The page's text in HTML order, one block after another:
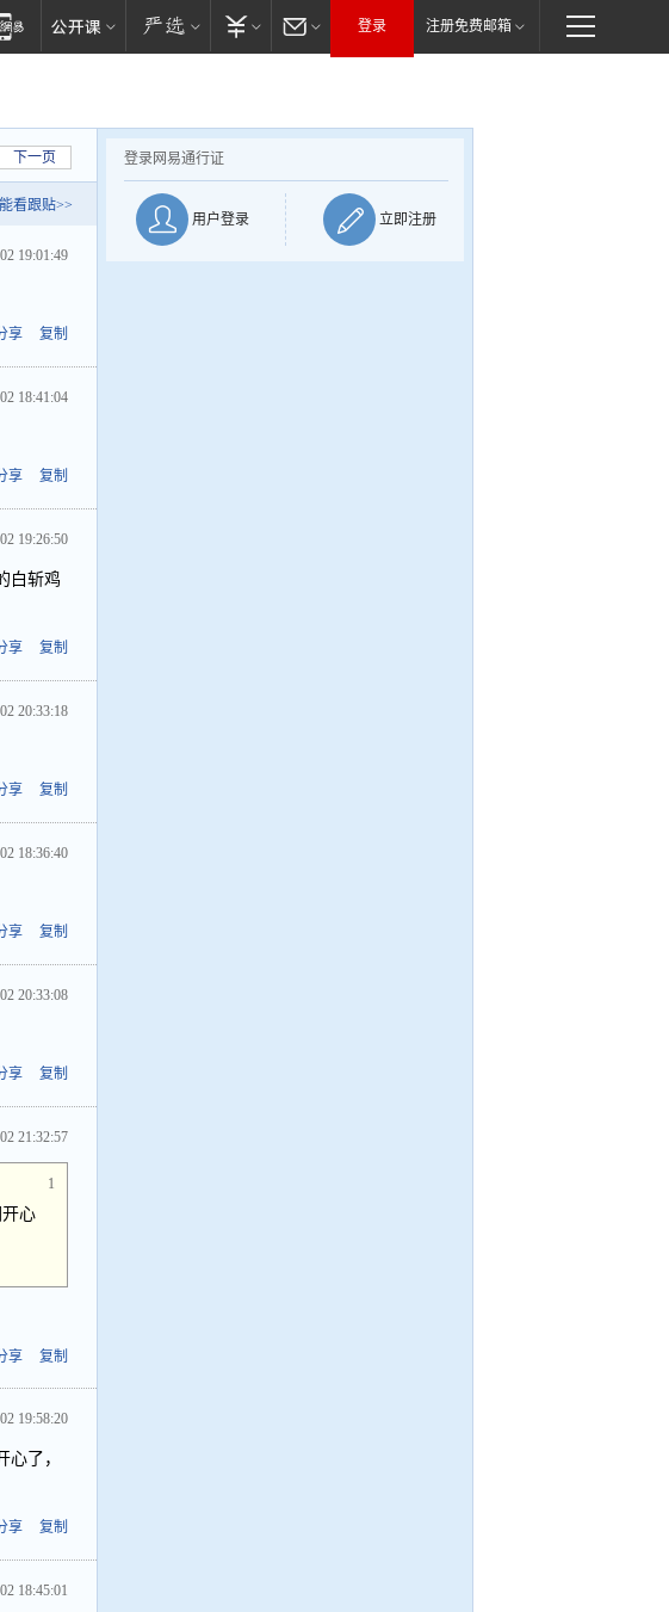
登录 注册免费邮箱
下一页
看跟贴>>
19:01:49
享 复制
18:41:04
享 复制
19:26:50
白斩鸡
享 复制
20:33:18
享 复制
18:36:40
享 复制
20:33:08
享 复制
21:32:57
1
心
享 复制
19:58:20
了，
享 复制
18:45:01
登录网易通行证
用户登录 立即注册